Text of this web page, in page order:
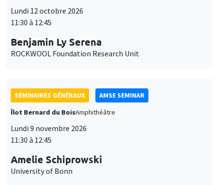
Lundi 12 octobre 2026
11:30 à 12:45
Benjamin Ly Serena
ROCKWOOL Foundation Research Unit
SÉMINAIRES GÉNÉRAUX
AMSE SEMINAR
Îlot Bernard du BoisAmphithéâtre
Lundi 9 novembre 2026
11:30 à 12:45
Amelie Schiprowski
University of Bonn